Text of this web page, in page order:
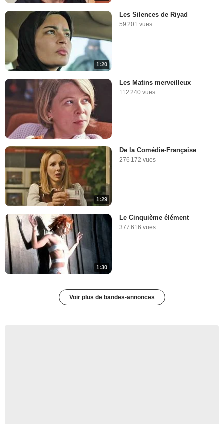
1:20
Les Silences de Riyad
59 201 vues
Les Matins merveilleux
112 240 vues
1:29
De la Comédie-Française
276 172 vues
1:30
Le Cinquième élément
377 616 vues
Voir plus de bandes-annonces